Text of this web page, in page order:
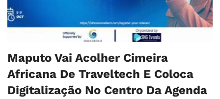
Maputo Vai Acolher Cimeira
Africana De Traveltech E Coloca
Digitalização No Centro Da Agenda